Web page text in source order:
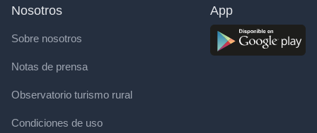
Nosotros
Sobre nosotros
Notas de prensa
Observatorio turismo rural
Condiciones de uso
App